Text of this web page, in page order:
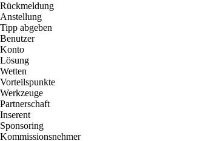
Rückmeldung
Anstellung
Tipp abgeben
Benutzer
Konto
Lösung
Wetten
Vorteilspunkte
Werkzeuge
Partnerschaft
Inserent
Sponsoring
Kommissionsnehmer